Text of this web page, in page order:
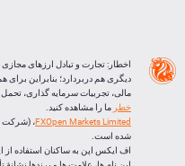
LTCUSD
45.477
XRPUSD
1.03305
ETHUSD
اخطار: تجارت و تبادل ارزهای
دیگری هم دربردارد؛ بنابراین
مالی، تجربیات سرمایه گذاری،
خطر ما را مشاهده کنید.
FXOpen Markets Limited
شده است.
اف ایکس اپن به ساکنان استفاده از